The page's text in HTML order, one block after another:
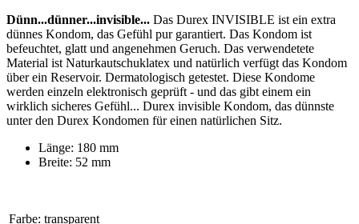
Dünn...dünner...invisible... Das Durex INVISIBLE ist ein extra
dünnes Kondom, das Gefühl pur garantiert. Das Kondom ist
befeuchtet, glatt und angenehmen Geruch. Das verwendetete
Material ist Naturkautschuklatex und natürlich verfügt das Kondom
über ein Reservoir. Dermatologisch getestet. Diese Kondome
werden einzeln elektronisch geprüft - und das gibt einem ein
wirklich sicheres Gefühl... Durex invisible Kondom, das dünnste
unter den Durex Kondomen für einen natürlichen Sitz.
Länge: 180 mm
Breite: 52 mm
Farbe: transparent